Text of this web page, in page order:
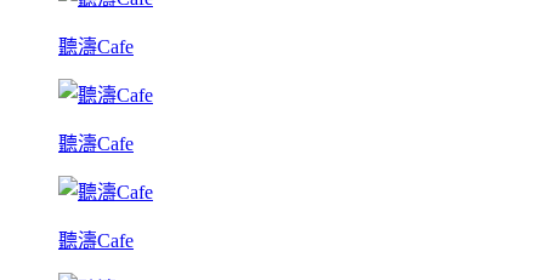
聽濤Cafe
聽濤Cafe
聽濤Cafe